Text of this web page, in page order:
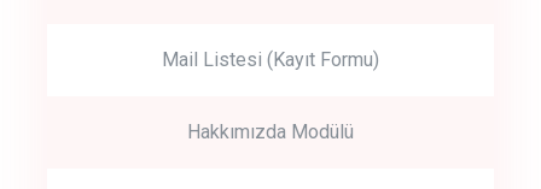
Mail Listesi (Kayıt Formu)
Hakkımızda Modülü